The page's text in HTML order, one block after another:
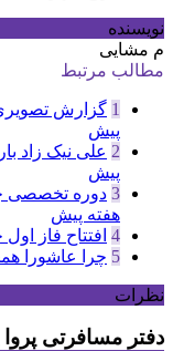
نویسنده
م مشایی
مطالب مرتبط
1 گزارش
پیش
2 علی نیک زاد
پیش
3 دوره تخصصی
هفته پیش
4 افتتاح فاز
5 چرا عاشورا
نظرات
دفتر مسافرتی پروا